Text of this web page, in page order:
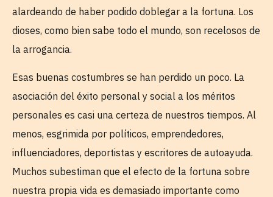
alardeando de haber podido doblegar a la fortuna. Los
dioses, como bien sabe todo el mundo, son recelosos de
la arrogancia.
Esas buenas costumbres se han perdido un poco. La
asociación del éxito personal y social a los méritos
personales es casi una certeza de nuestros tiempos. Al
menos, esgrimida por políticos, emprendedores,
influenciadores, deportistas y escritores de autoayuda.
Muchos subestiman que el efecto de la fortuna sobre
nuestra propia vida es demasiado importante como